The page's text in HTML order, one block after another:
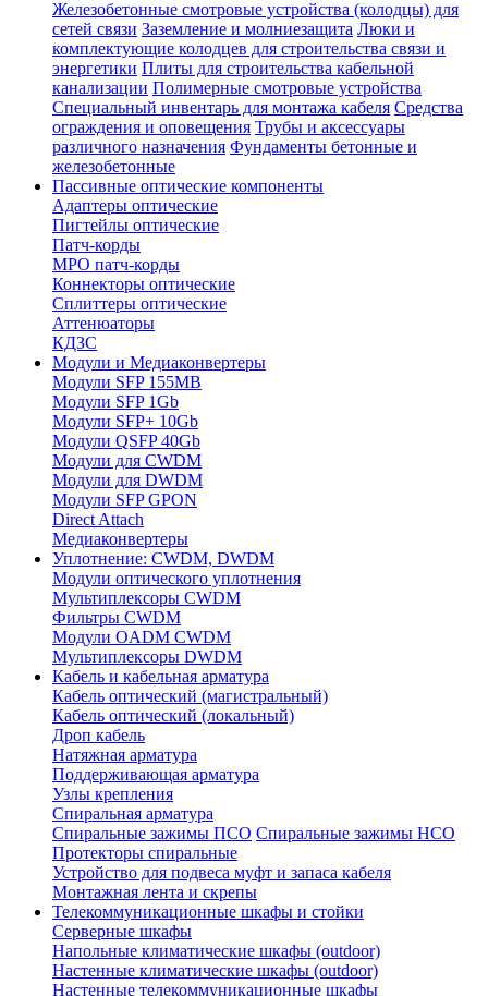
Железобетонные смотровые устройства (колодцы) для
сетей связи Заземление и молниезащита Люки и
комплектующие колодцев для строительства связи и
энергетики Плиты для строительства кабельной
канализации Полимерные смотровые устройства
Специальный инвентарь для монтажа кабеля Средства
ограждения и оповещения Трубы и аксессуары
различного назначения Фундаменты бетонные и
железобетонные
Пассивные оптические компоненты
Адаптеры оптические
Пигтейлы оптические
Патч-корды
MPO патч-корды
Коннекторы оптические
Сплиттеры оптические
Аттенюаторы
КДЗС
Модули и Медиаконвертеры
Модули SFP 155MB
Модули SFP 1Gb
Модули SFP+ 10Gb
Модули QSFP 40Gb
Модули для CWDM
Модули для DWDM
Модули SFP GPON
Direct Attach
Медиаконвертеры
Уплотнение: CWDM, DWDM
Модули оптического уплотнения
Мультиплексоры CWDM
Фильтры CWDM
Модули OADM CWDM
Мультиплексоры DWDM
Кабель и кабельная арматура
Кабель оптический (магистральный)
Кабель оптический (локальный)
Дроп кабель
Натяжная арматура
Поддерживающая арматура
Узлы крепления
Спиральная арматура
Спиральные зажимы ПСО Спиральные зажимы НСО
Протекторы спиральные
Устройство для подвеса муфт и запаса кабеля
Монтажная лента и скрепы
Телекоммуникационные шкафы и стойки
Серверные шкафы
Напольные климатические шкафы (outdoor)
Настенные климатические шкафы (outdoor)
Настенные телекоммуникационные шкафы